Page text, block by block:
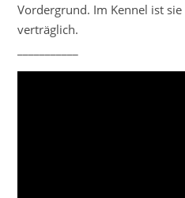
Vordergrund. Im Kennel ist
verträglich.